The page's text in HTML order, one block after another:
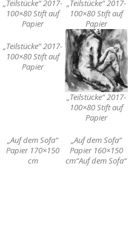
„Teilstücke“ 2017-
100×80 Stift auf
Papier
„Teilstücke“ 2017-
100×80 Stift auf
Papier
„Teilstücke“ 2017-
100×80 Stift auf
Papier
„Teilstücke“ 2017-
100×80 Stift auf
Papier
„Auf dem Sofa“
Papier 170×150
cm
„Auf dem Sofa“
Papier 160×150
cm“Auf dem Sofa“